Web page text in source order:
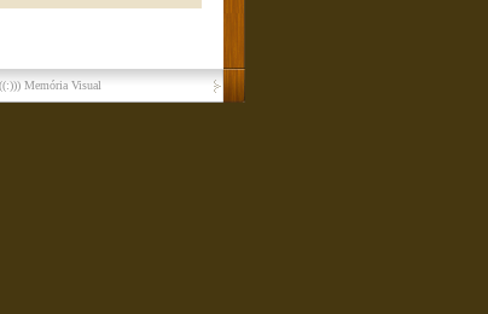
Memória Visual